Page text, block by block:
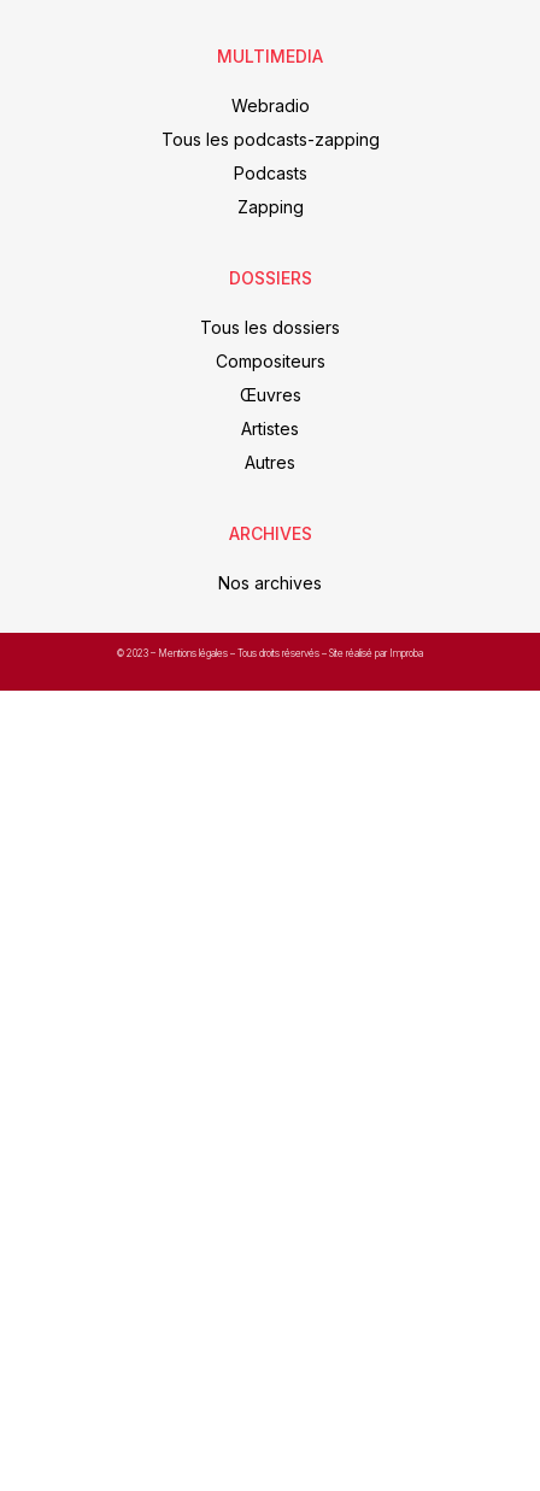
MULTIMEDIA
Webradio
Tous les podcasts-zapping
Podcasts
Zapping
DOSSIERS
Tous les dossiers
Compositeurs
Œuvres
Artistes
Autres
ARCHIVES
Nos archives
© 2023 – Mentions légales – Tous droits réservés – Site réalisé par Improba